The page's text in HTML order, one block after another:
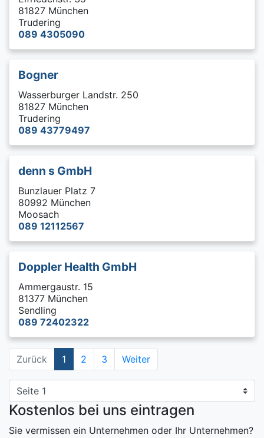
81827 München
Trudering
089 4305090
Bogner
Wasserburger Landstr. 250
81827 München
Trudering
089 43779497
denn s GmbH
Bunzlauer Platz 7
80992 München
Moosach
089 12112567
Doppler Health GmbH
Ammergaustr. 15
81377 München
Sendling
089 72402322
Zurück 1 2 3 Weiter
Kostenlos bei uns eintragen
Sie vermissen ein Unternehmen oder Ihr Unternehmen?